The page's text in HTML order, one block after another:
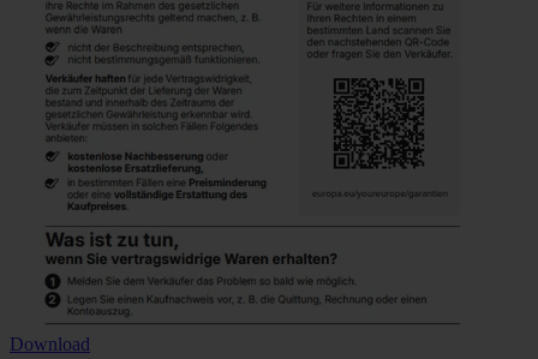
Download